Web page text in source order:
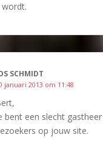
wordt.
SCHMIDT
januari 2013 om 11:48
bent een slecht
op jouw site.